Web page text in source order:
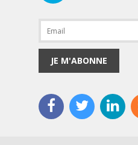
JE M'ABONNE